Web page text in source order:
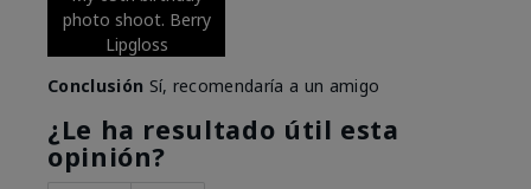
photo shoot. Berry
Lipgloss
Conclusión Sí, recomendaría a un amigo
¿Le ha resultado útil esta
opinión?